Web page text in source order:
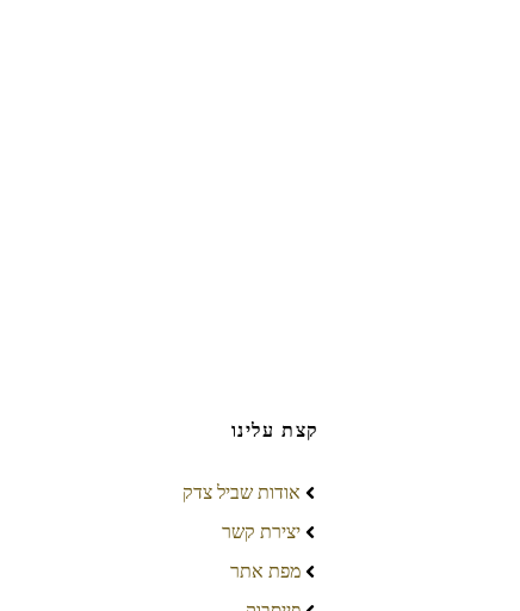
קצת עלינו
אודות שביל צדק
יצירת קשר
מפת אתר